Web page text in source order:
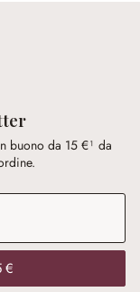
buono da 15 €¹ da
€